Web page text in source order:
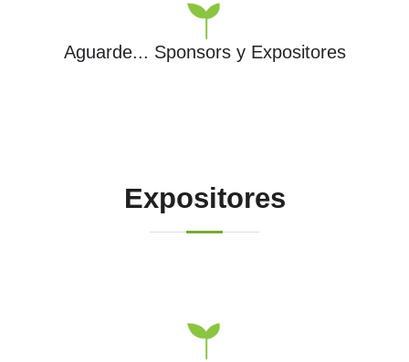
Aguarde... Sponsors y Expositores
Expositores